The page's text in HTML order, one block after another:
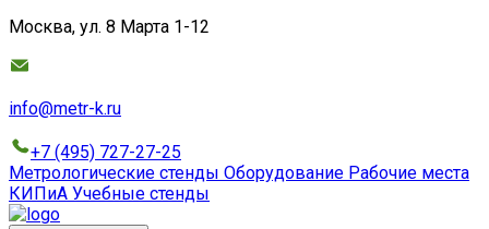
Москва, ул. 8 Марта 1-12
info@metr-k.ru
+7 (495) 727-27-25
Метрологические стенды Оборудование Рабочие места
КИПиА Учебные стенды